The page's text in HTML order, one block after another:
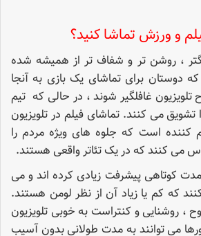
و ورزش تماشا کنید؟
، روشن تر و شفاف تر از همیشه شده
دوستان برای تماشای یک بازی به آنجا
تلویزیون غافلگیر شوند ، در حالی که تیم
تشویق می کنند. تماشای فیلم در تلویزیون
کننده است که جلوه های ویژه مردم را
می کنند که در یک تئاتر واقعی هستند.
کوتاهی پیشرفت زیادی کرده اند و می
که کم یا زیاد آن از نظر لومن هستند.
، روشنایی و کنتراست به خوبی تلویزیون
می توانند به مدت طولانی بدون آسیب